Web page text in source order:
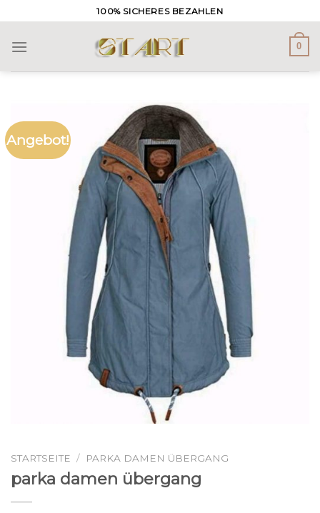
to
content
100% SICHERES BEZAHLEN
0
Angebot!
STARTSEITE / PARKA DAMEN ÜBERGANG
parka damen übergang